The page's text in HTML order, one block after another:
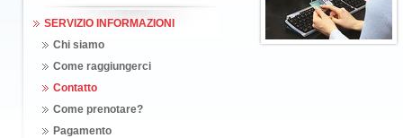
SERVIZIO INFORMAZIONI
Chi siamo
Come raggiungerci
Contatto
Come prenotare?
Pagamento